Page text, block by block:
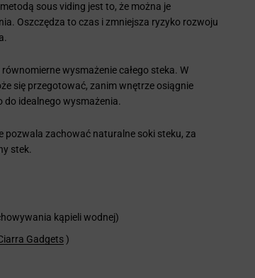
sous viding jest to, że można je
Oszczędza to czas i zmniejsza ryzyko rozwoju
wysmażenie całego steka. W
się przegotować, zanim wnętrze osiągnie
idealnego wysmażenia.
pozwala zachować naturalne soki steku, za
stek.
kąpieli wodnej)
Gadgets)